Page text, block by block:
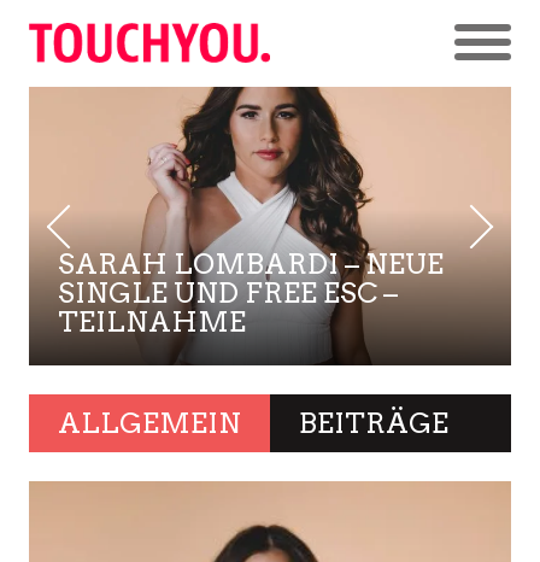
SARAH LOMBARDI – NEUE
SINGLE UND FREE ESC –
TEILNAHME
ALLGEMEIN BEITRÄGE